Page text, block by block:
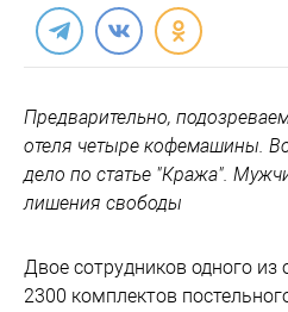
Предварительно,
отеля четыре кофемашины.
дело по статье "Кража".
лишения свободы
Двое сотрудников одного из
2300 комплектов